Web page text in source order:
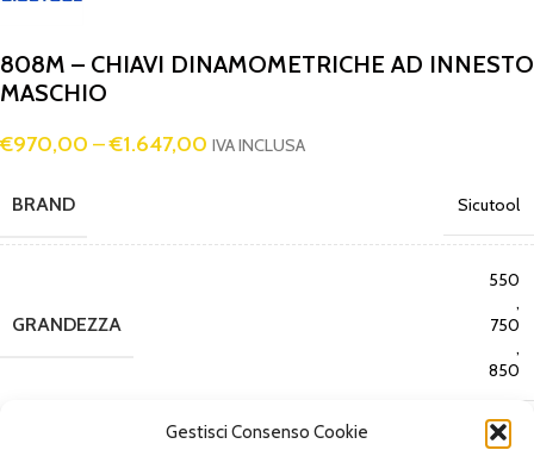
Gestisci Consenso Cookie
808M – CHIAVI DINAMOMETRICHE AD INNESTO
MASCHIO
€970,00 –€1.647,00 IVA INCLUSA
BRAND Sicutool
GRANDEZZA
550
,
750
,
850